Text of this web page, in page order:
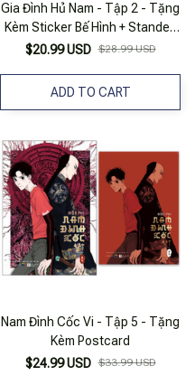
Gia Đình Hủ Nam - Tập 2 - Tặng
Kèm Sticker Bế Hình + Standee
Giấy Bồi Cứng
$20.99 USD $28.99 USD
ADD TO CART
Nam Đình Cốc Vi - Tập 5 - Tặng
Kèm Postcard
$24.99 USD $33.99 USD